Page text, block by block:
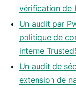
vérification de
Un audit par
politique de
interne
Un audit de
extension de